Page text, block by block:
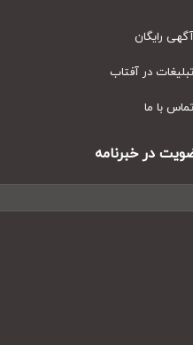
رایگان
در آفتاب
با ما
در خبرنامه